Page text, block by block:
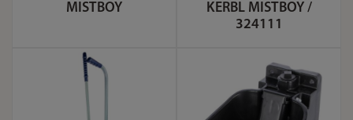
MISTBOY
KERBL MISTBOY /
324111